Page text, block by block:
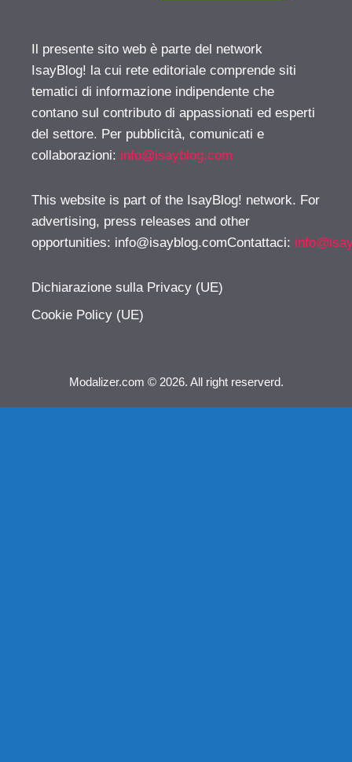
Il presente sito web è parte del network
IsayBlog! la cui rete editoriale comprende siti
tematici di informazione indipendente che
contano sul contributo di appassionati ed esperti
del settore. Per pubblicità, comunicati e
collaborazioni: info@isayblog.com
This website is part of the IsayBlog! network. For
advertising, press releases and other
opportunities: info@isayblog.comContattaci:
Dichiarazione sulla Privacy (UE)
Cookie Policy (UE)
Modalizer.com © 2026. All right reserverd.